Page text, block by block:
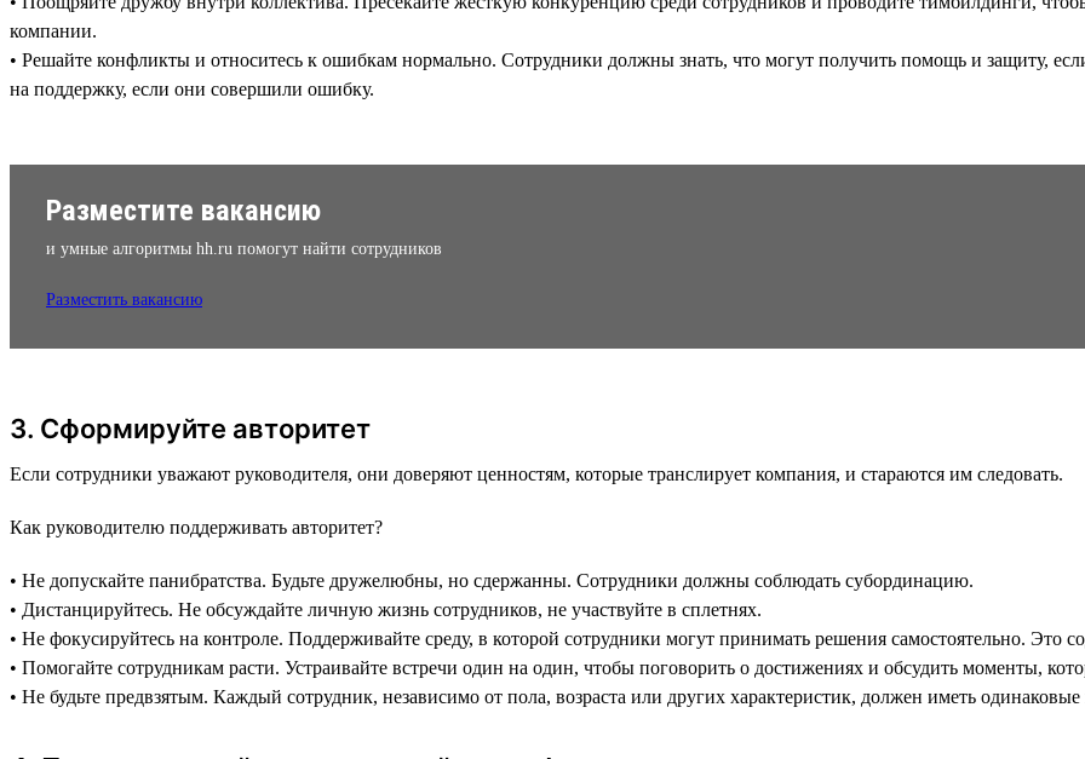
компании.
• Решайте конфликты и относитесь к ошибкам нормально. Сотрудники должны знать, что могут получить помощь и защиту,
на поддержку, если они совершили ошибку.
Разместите вакансию
и умные алгоритмы hh.ru помогут найти сотрудников
Разместить вакансию
3. Сформируйте авторитет
Если сотрудники уважают руководителя, они доверяют ценностям, которые транслирует компания, и стараются им следовать.
Как руководителю поддерживать авторитет?
• Не допускайте панибратства. Будьте дружелюбны, но сдержанны. Сотрудники должны соблюдать субординацию.
• Дистанцируйтесь. Не обсуждайте личную жизнь сотрудников, не участвуйте в сплетнях.
• Не фокусируйтесь на контроле. Поддерживайте среду, в которой сотрудники могут принимать решения самостоятельно. Это
• Помогайте сотрудникам расти. Устраивайте встречи один на один, чтобы поговорить о достижениях и обсудить моменты,
• Не будьте предвзятым. Каждый сотрудник, независимо от пола, возраста или других характеристик, должен иметь